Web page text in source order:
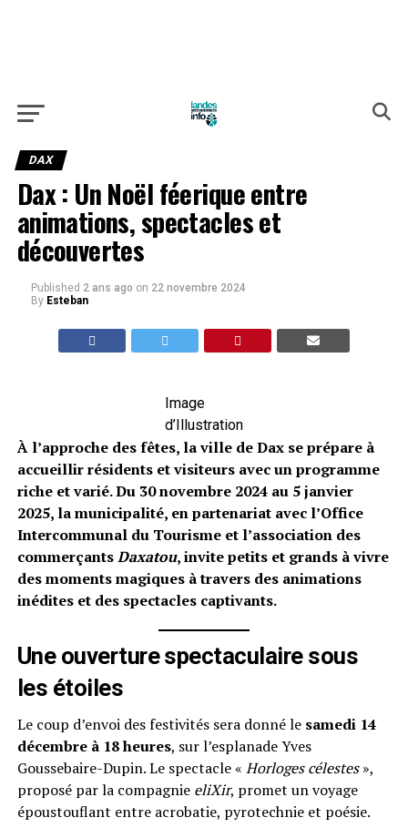
DAX
Dax : Un Noël féerique entre
animations, spectacles et
découvertes
Published 2 ans ago on 22 novembre 2024
By Esteban
Image
d’Illustration
À l’approche des fêtes, la ville de Dax se prépare à
accueillir résidents et visiteurs avec un programme
riche et varié. Du 30 novembre 2024 au 5 janvier
2025, la municipalité, en partenariat avec l’Office
Intercommunal du Tourisme et l’association des
commerçantsDaxatou, invite petits et grands à vivre
des moments magiques à travers des animations
inédites et des spectacles captivants.
Une ouverture spectaculaire sous
les étoiles
Le coup d’envoi des festivités sera donné le samedi 14
décembre à 18 heures, sur l’esplanade Yves
Goussebaire-Dupin. Le spectacle « Horloges célestes»,
proposé par la compagnie eliXir, promet un voyage
époustouflant entre acrobatie, pyrotechnie et poésie.